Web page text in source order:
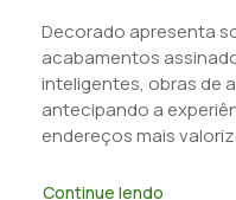
Decorado apresenta
acabamentos
inteligentes, obras de
antecipando a
endereços mais
Continue lendo